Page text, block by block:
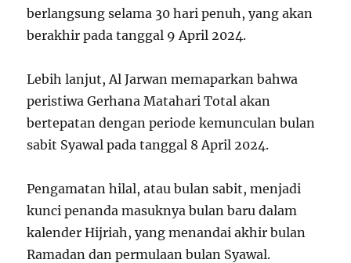
berlangsung selama 30 hari penuh, yang akan
berakhir pada tanggal 9 April 2024.
Lebih lanjut, Al Jarwan memaparkan bahwa
peristiwa Gerhana Matahari Total akan
bertepatan dengan periode kemunculan bulan
sabit Syawal pada tanggal 8 April 2024.
Pengamatan hilal, atau bulan sabit, menjadi
kunci penanda masuknya bulan baru dalam
kalender Hijriah, yang menandai akhir bulan
Ramadan dan permulaan bulan Syawal.